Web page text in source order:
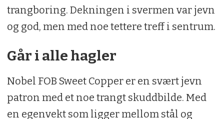
trangboring. Dekningen i svermen var jevn
og god, men med noe tettere treff i sentrum.
Går i alle hagler
Nobel FOB Sweet Copper er en svært jevn
patron med et noe trangt skuddbilde. Med
en egenvekt som ligger mellom stål og